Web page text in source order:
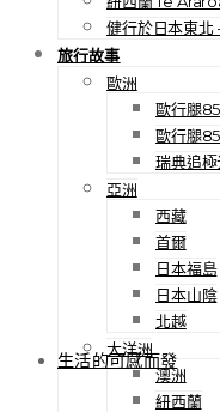
健行於日本東北
旅行故事
歐洲
歐行腿
歐行腿
瑞典追極
亞洲
西藏
首爾
日本福島
日本山陰
北越
大洋洲
澳洲
紐西蘭
生活的可感而發